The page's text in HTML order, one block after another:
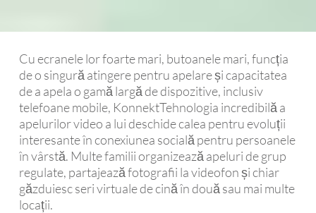
Cu ecranele lor foarte mari, butoanele mari, funcția
de o singură atingere pentru apelare și capacitatea
de a apela o gamă largă de dispozitive, inclusiv
telefoane mobile, KonnektTehnologia incredibilă a
apelurilor video a lui deschide calea pentru evoluții
interesante în conexiunea socială pentru persoanele
în vârstă. Multe familii organizează apeluri de grup
regulate, partajează fotografii la videofon și chiar
găzduiesc seri virtuale de cină în două sau mai multe
locații.